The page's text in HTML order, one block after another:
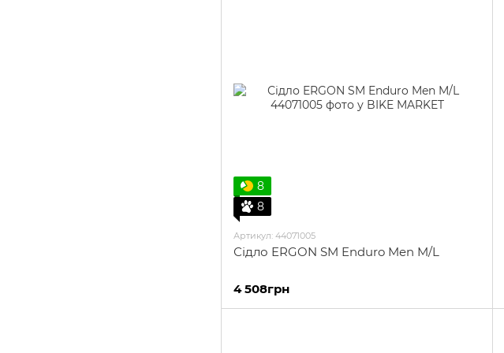
8
8
Артикул: 44071005
Сідло ERGON SM Enduro Men M/L
4 508грн